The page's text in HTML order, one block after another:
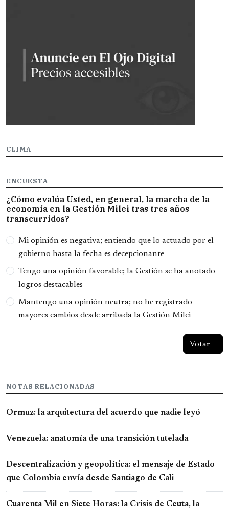
CLIMA
ENCUESTA
¿Cómo evalúa Usted, en general, la marcha de la
economía en la Gestión Milei tras tres años
transcurridos?
Opciones
Mi opinión es negativa; entiendo que lo actuado por el
gobierno hasta la fecha es decepcionante
Tengo una opinión favorable; la Gestión se ha anotado
logros destacables
Mantengo una opinión neutra; no he registrado
mayores cambios desde arribada la Gestión Milei
NOTAS RELACIONADAS
Ormuz: la arquitectura del acuerdo que nadie leyó
Venezuela: anatomía de una transición tutelada
Descentralización y geopolítica: el mensaje de Estado
que Colombia envía desde Santiago de Cali
Cuarenta Mil en Siete Horas: la Crisis de Ceuta, la